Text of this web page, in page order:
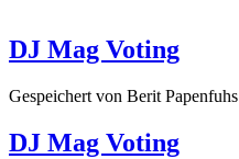
DJ Mag Voting
Gespeichert von Berit Papenfuhs
DJ Mag Voting